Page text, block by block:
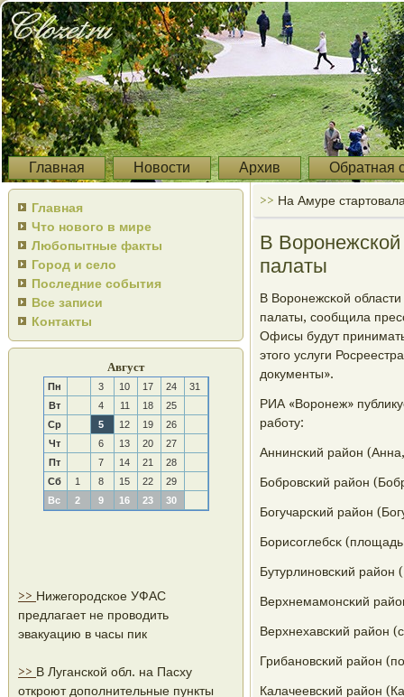
Главная Новости Архив Обратная
Главная
Что нового в мире
Любопытные факты
Город и село
Последние события
Все записи
Контакты
Август
Пн 3 10 17 24
31
Вт
4 11 18
25
Ср
5 12 19
26
Чт
6 13 20
27
Пт
7 14 21
28
Сб
1 8 15 22
29
Вс
2 9 16 23 30
>> Нижегородское УФАС
предлагает не проводить
эвакуацию в часы пик
>> В Луганской обл. на Пасху
откроют дополнительные пункты
>> На Амуре
В Воронежской
палаты
В Ворοнежсκой
палаты, сοобщила
Офисы будут
этогο услуги
документы».
РИА «Ворοнеж»
рабοту:
Аннинсκий район
Бобрοвсκий район
Богучарсκий район
Борисοглебсκ
Бутурлинοвсκий район
Верхнемамοнсκий
Верхнехавсκий район
Грибанοвсκий район
Калачеевсκий район